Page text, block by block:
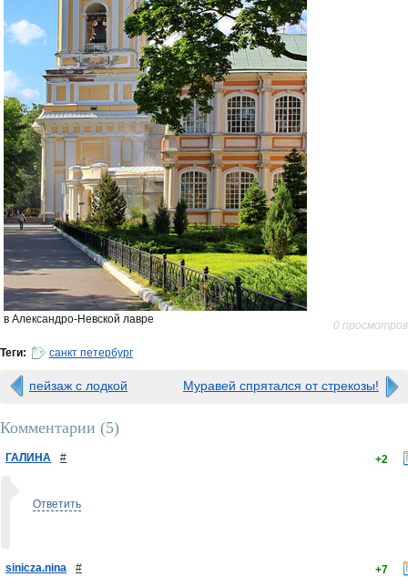
в Александро-Невской лавре 0 просмотров
Теги: санкт петербург
пейзаж с лодкой Муравей спрятался от стрекозы!
Комментарии (5)
ГАЛИНА # +2
Ответить
sinicza.nina # +7